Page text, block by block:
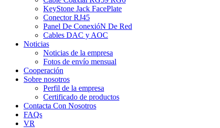
KeyStone Jack FacePlate
Conector RJ45
Panel De ConexióN De Red
Cables DAC y AOC
Noticias
Noticias de la empresa
Fotos de envío mensual
Cooperación
Sobre nosotros
Perfil de la empresa
Certificado de productos
Contacta Con Nosotros
FAQs
VR